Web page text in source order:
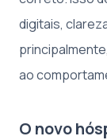
digitais,
ao
O novo